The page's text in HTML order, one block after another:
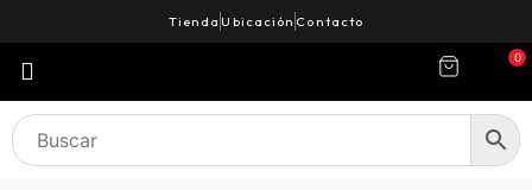
Tienda Ubicación Contacto
0